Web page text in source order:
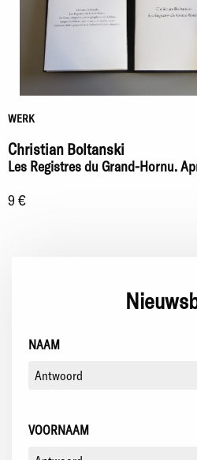
WERK
Christian Boltanski
Les Registres du Grand-Hornu.
9 €
NAAM
VOORNAAM